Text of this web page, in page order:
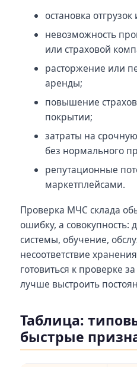
остановка
невозможность
или страховой
расторжение или
аренды;
повышение
покрытии;
затраты на
без нормального
репутационные
маркетплейсами.
Проверка МЧС склада
ошибку, а совокупность:
системы, обучение,
несоответствие
готовиться к проверке
лучше выстроить
Таблица:
быстрые